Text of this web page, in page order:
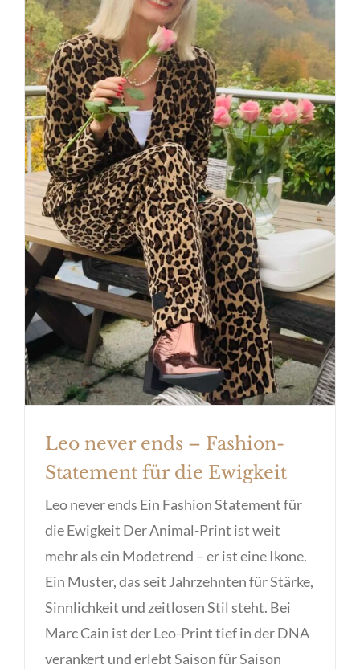
Leo never ends – Fashion-
Statement für die Ewigkeit
Leo never ends – Fashion-
Statement für die Ewigkeit
Leo never ends Ein Fashion Statement für
die Ewigkeit Der Animal-Print ist weit
mehr als ein Modetrend – er ist eine Ikone.
Ein Muster, das seit Jahrzehnten für Stärke,
Sinnlichkeit und zeitlosen Stil steht. Bei
Marc Cain ist der Leo-Print tief in der DNA
verankert und erlebt Saison für Saison